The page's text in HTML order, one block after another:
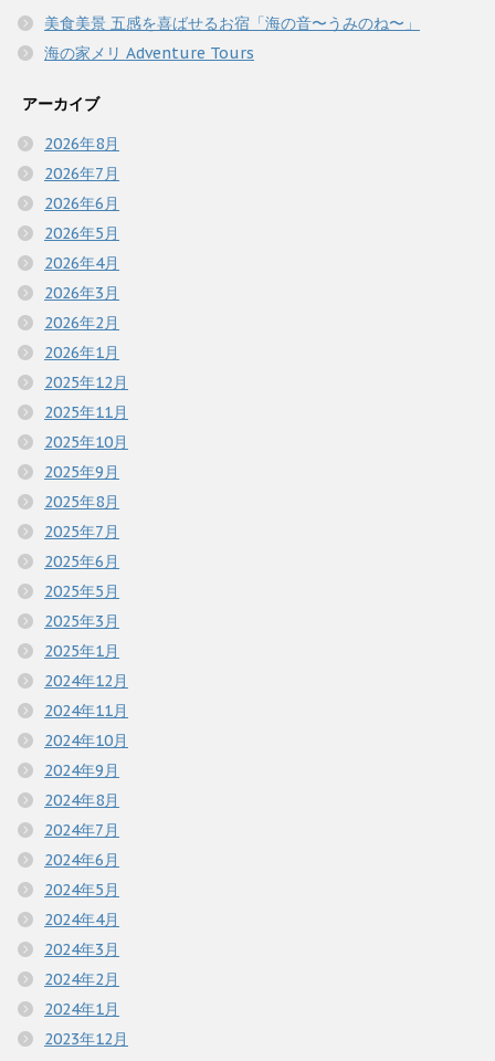
美食美景 五感を喜ばせるお宿「海の音〜うみのね〜」
海の家メリ Adventure Tours
アーカイブ
2026年8月
2026年7月
2026年6月
2026年5月
2026年4月
2026年3月
2026年2月
2026年1月
2025年12月
2025年11月
2025年10月
2025年9月
2025年8月
2025年7月
2025年6月
2025年5月
2025年3月
2025年1月
2024年12月
2024年11月
2024年10月
2024年9月
2024年8月
2024年7月
2024年6月
2024年5月
2024年4月
2024年3月
2024年2月
2024年1月
2023年12月